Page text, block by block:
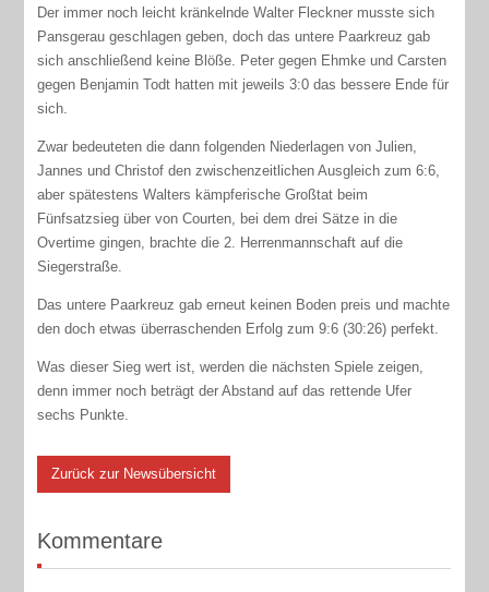
Der immer noch leicht kränkelnde Walter Fleckner musste sich
Pansgerau geschlagen geben, doch das untere Paarkreuz gab
sich anschließend keine Blöße. Peter gegen Ehmke und Carsten
gegen Benjamin Todt hatten mit jeweils 3:0 das bessere Ende für
sich.
Zwar bedeuteten die dann folgenden Niederlagen von Julien,
Jannes und Christof den zwischenzeitlichen Ausgleich zum 6:6,
aber spätestens Walters kämpferische Großtat beim
Fünfsatzsieg über von Courten, bei dem drei Sätze in die
Overtime gingen, brachte die 2. Herrenmannschaft auf die
Siegerstraße.
Das untere Paarkreuz gab erneut keinen Boden preis und machte
den doch etwas überraschenden Erfolg zum 9:6 (30:26) perfekt.
Was dieser Sieg wert ist, werden die nächsten Spiele zeigen,
denn immer noch beträgt der Abstand auf das rettende Ufer
sechs Punkte.
Zurück zur Newsübersicht
Kommentare